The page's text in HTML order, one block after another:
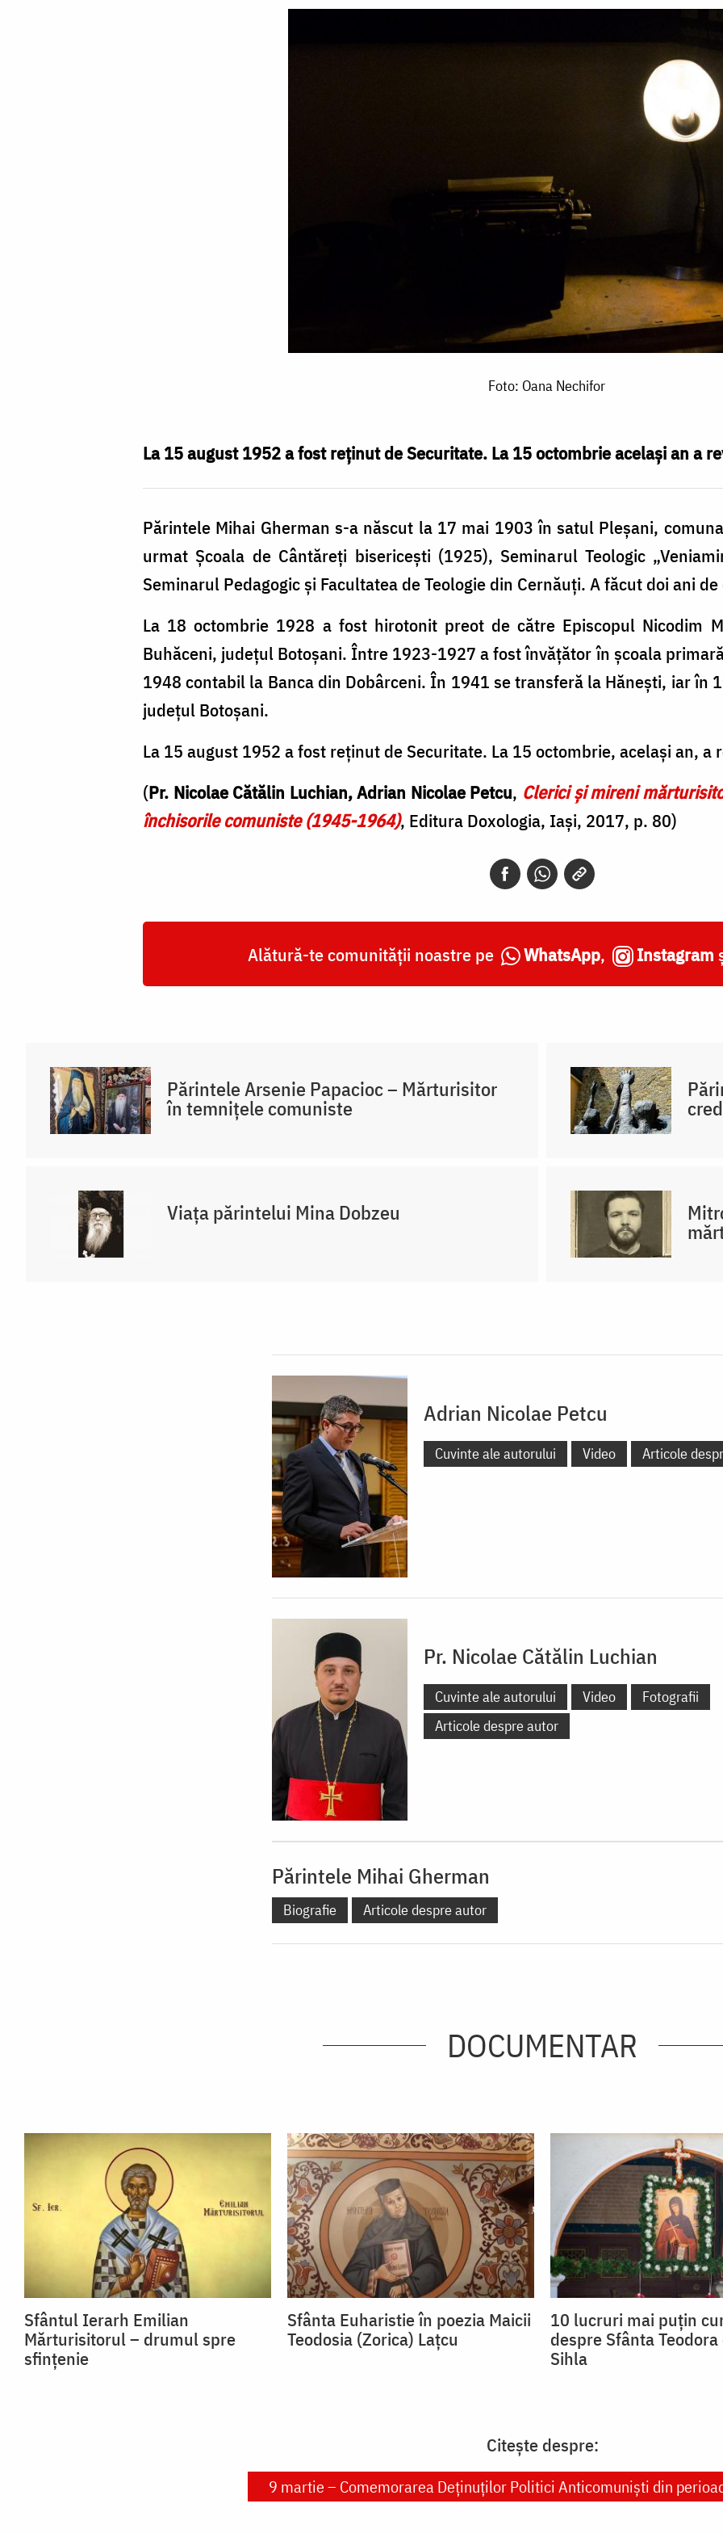
Foto: Oana Nechifor
La 15 august 1952 a fost reținut de Securitate. La 15 octombrie același an a
Părintele Mihai Gherman s-a născut la 17 mai 1903 în satul Pleșani,
urmat Școala de Cântăreți bisericești (1925), Seminarul Teologic
Seminarul Pedagogic și Facultatea de Teologie din Cernăuți. A făcut doi ani
La 18 octombrie 1928 a fost hirotonit preot de către Episcopul Nicodim
Buhăceni, județul Botoșani. Între 1923-1927 a fost învățător în școala
1948 contabil la Banca din Dobârceni. În 1941 se transferă la Hănești, iar în
județul Botoșani.
La 15 august 1952 a fost reținut de Securitate. La 15 octombrie, același an, a
(Pr. Nicolae Cătălin Luchian, Adrian Nicolae Petcu, Clerici şi mireni
închisorile comuniste (1945-1964), Editura Doxologia, Iași, 2017, p. 80)
Alătură-te comunității noastre pe WhatsApp, Instagram
Părintele Arsenie Papacioc – Mărturisitor
în temnițele comuniste
Viața părintelui Mina Dobzeu
Adrian Nicolae Petcu
Cuvinte ale autorului Video Articole
Pr. Nicolae Cătălin Luchian
Cuvinte ale autorului Video
Fotografii
Articole despre autor
Părintele Mihai Gherman
Biografie Articole despre autor
DOCUMENTAR
Sfântul Ierarh Emilian
Mărturisitorul – drumul spre
sfințenie
Sfânta Euharistie în poezia Maicii
Teodosia (Zorica) Lațcu
10 lucruri mai puțin
despre Sfânta
Sihla
Citește despre:
9 martie – Comemorarea Deținuților Politici Anticomuniști din